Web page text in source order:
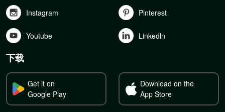
Instagram Pinterest
Youtube Linkedln
下载
Get it on
Google Play
Download on the
App Store